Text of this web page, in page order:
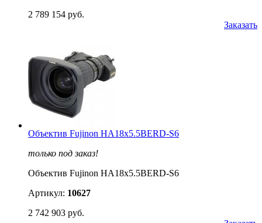
2 789 154 руб.
Заказать
Объектив Fujinon HA18x5.5BERD-S6
только под заказ!
Объектив Fujinon HA18x5.5BERD-S6
Артикул: 10627
2 742 903 руб.